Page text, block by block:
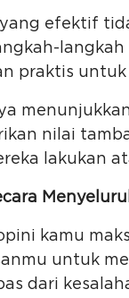
efektif
praktis
nilai
lakukan
kamu
untuk
dari